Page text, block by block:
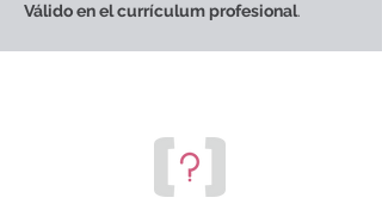
Válido en el currículum profesional.